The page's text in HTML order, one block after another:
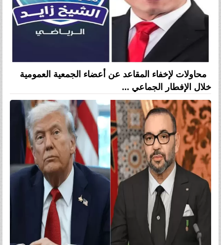
محاولات لإخفاء المقاعد عن أعضاء الجمعية العمومية
خلال الإفطار الجماعي ...